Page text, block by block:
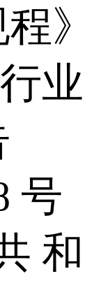
》
业
号
和